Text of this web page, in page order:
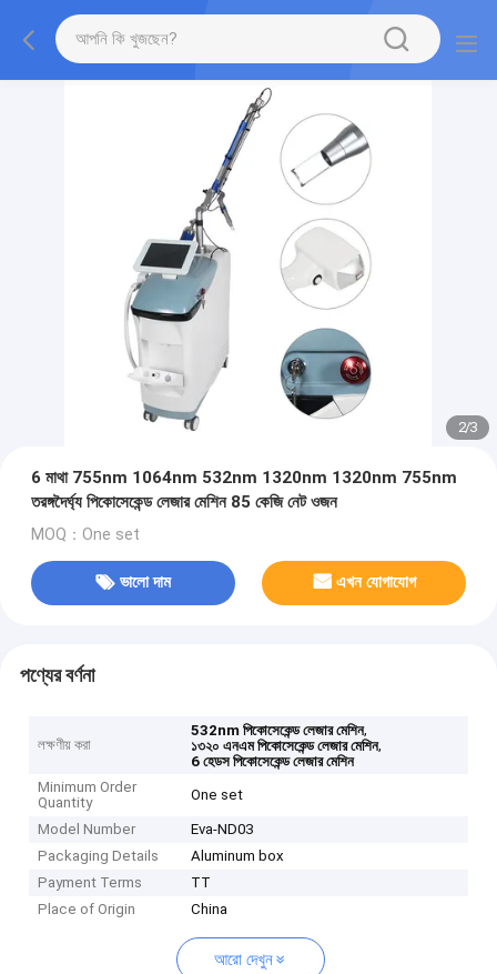
2/3
6 মাথা 755nm 1064nm 532nm 1320nm 1320nm 755nm
তরঙ্গদৈর্ঘ্য পিকোসেকেন্ড লেজার মেশিন 85 কেজি নেট ওজন
MOQ：One set
ভালো দাম এখন যোগাযোগ
পণ্যের বর্ণনা
লক্ষণীয় করা
532nm পিকোসেকেন্ড লেজার মেশিন,
১৩২০ এনএম পিকোসেকেন্ড লেজার মেশিন,
6 হেডস পিকোসেকেন্ড লেজার মেশিন
Minimum Order
Quantity
One set
Model Number
Eva-ND03
Packaging Details
Aluminum box
Payment Terms
TT
Place of Origin
China
আরো দেখুন